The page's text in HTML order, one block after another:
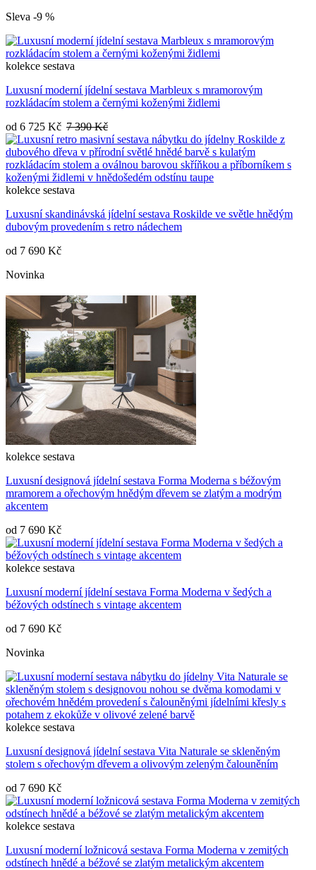
Sleva -9 %
kolekce sestava
Luxusní moderní jídelní sestava Marbleux s mramorovým
rozkládacím stolem a černými koženými židlemi
od 6 725 Kč 7 390 Kč
kolekce sestava
Luxusní skandinávská jídelní sestava Roskilde ve světle hnědým
dubovým provedením s retro nádechem
od 7 690 Kč
Novinka
kolekce sestava
Luxusní designová jídelní sestava Forma Moderna s béžovým
mramorem a ořechovým hnědým dřevem se zlatým a modrým
akcentem
od 7 690 Kč
kolekce sestava
Luxusní moderní jídelní sestava Forma Moderna v šedých a
béžových odstínech s vintage akcentem
od 7 690 Kč
Novinka
kolekce sestava
Luxusní designová jídelní sestava Vita Naturale se skleněným
stolem s ořechovým dřevem a olivovým zeleným čalouněním
od 7 690 Kč
kolekce sestava
Luxusní moderní ložnicová sestava Forma Moderna v zemitých
odstínech hnědé a béžové se zlatým metalickým akcentem